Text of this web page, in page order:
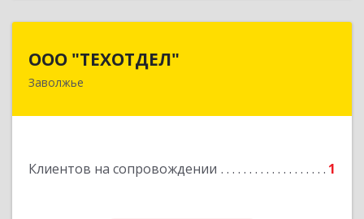
ООО "ТЕХОТДЕЛ"
Заволжье
Клиентов на сопровождении 1